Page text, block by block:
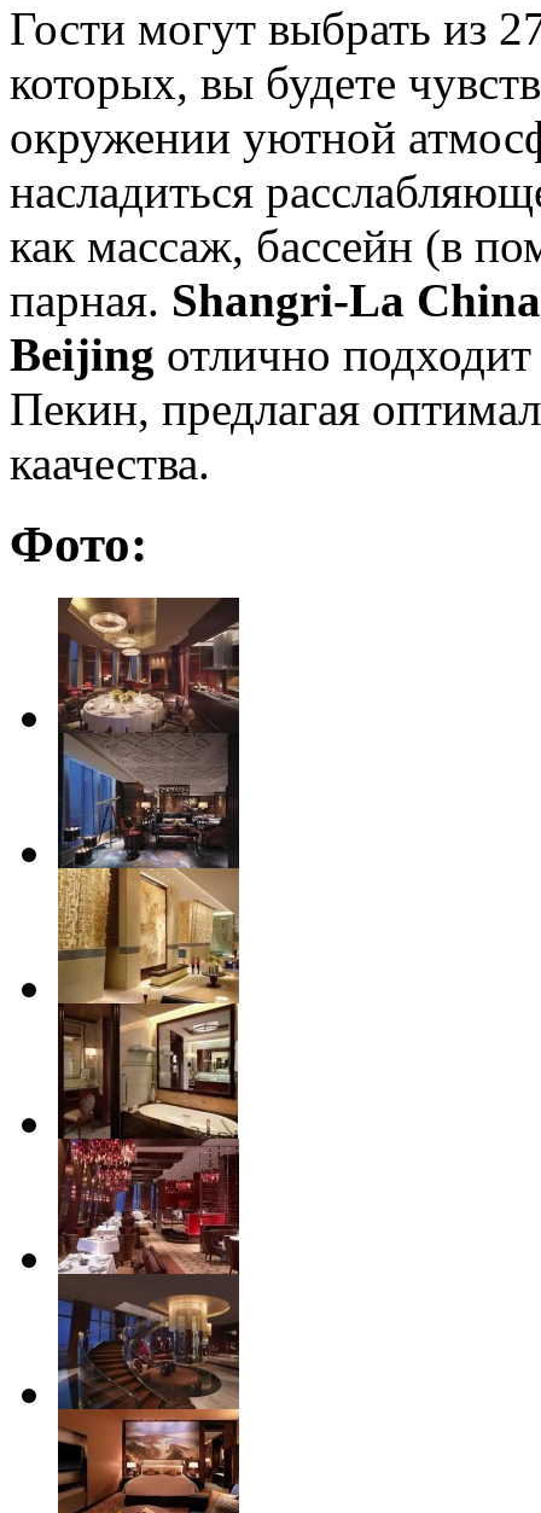
Гости могут выбрать из
которых, вы будете
окружении уютной
насладиться
как массаж, бассейн (в
парная. Shangri-La
Beijing отлично
Пекин, предлагая
каачества.
Фото: